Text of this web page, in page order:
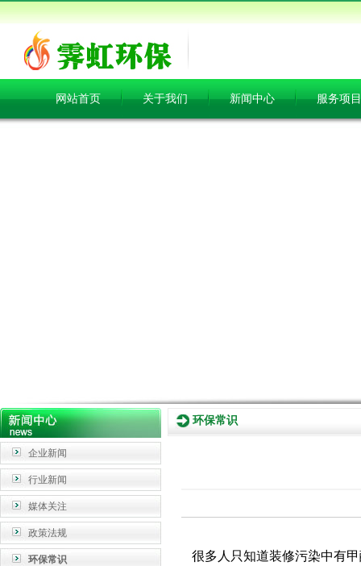
网站首页 关于我们 新闻中心 服务项目
企业新闻
行业新闻
媒体关注
政策法规
环保常识
环保常识
很多人只知道装修污染中有甲